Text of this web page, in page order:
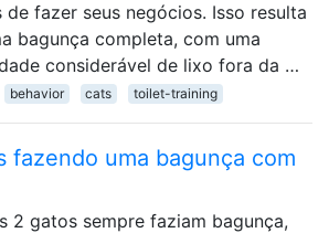
de fazer seus negócios. Isso resulta
bagunça completa, com uma
considerável de lixo fora da …
behavior cats toilet-training
fazendo uma bagunça com
2 gatos sempre faziam bagunça,